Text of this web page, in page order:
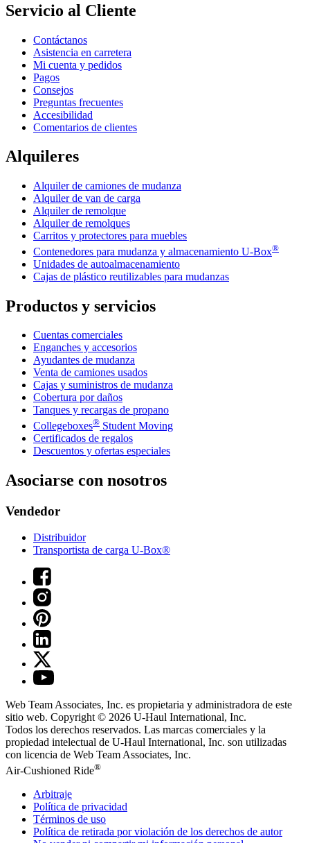
Servicio al Cliente
Contáctanos
Asistencia en carretera
Mi cuenta y pedidos
Pagos
Consejos
Preguntas frecuentes
Accesibilidad
Comentarios de clientes
Alquileres
Alquiler de camiones de mudanza
Alquiler de van de carga
Alquiler de remolque
Alquiler de remolques
Carritos y protectores para muebles
Contenedores para mudanza y almacenamiento U-Box®
Unidades de autoalmacenamiento
Cajas de plástico reutilizables para mudanzas
Productos y servicios
Cuentas comerciales
Enganches y accesorios
Ayudantes de mudanza
Venta de camiones usados
Cajas y suministros de mudanza
Cobertura por daños
Tanques y recargas de propano
Collegeboxes® Student Moving
Certificados de regalos
Descuentos y ofertas especiales
Asociarse con nosotros
Vendedor
Distribuidor
Transportista de carga U-Box®
Web Team Associates, Inc. es propietaria y administradora de este
sitio web. Copyright © 2026 U-Haul International, Inc.
Todos los derechos reservados. Las marcas comerciales y la
propiedad intelectual de U-Haul International, Inc. son utilizadas
con licencia de Web Team Associates, Inc.
Air-Cushioned Ride®
Arbitraje
Política de privacidad
Términos de uso
Política de retirada por violación de los derechos de autor